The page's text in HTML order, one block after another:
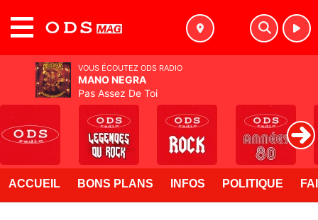
ACCUEIL BONS PLANS INFOS POLITIQUE
VOUS ÉCOUTEZ ODS RADIO
MANO NEGRA
Pas Assez De Toi